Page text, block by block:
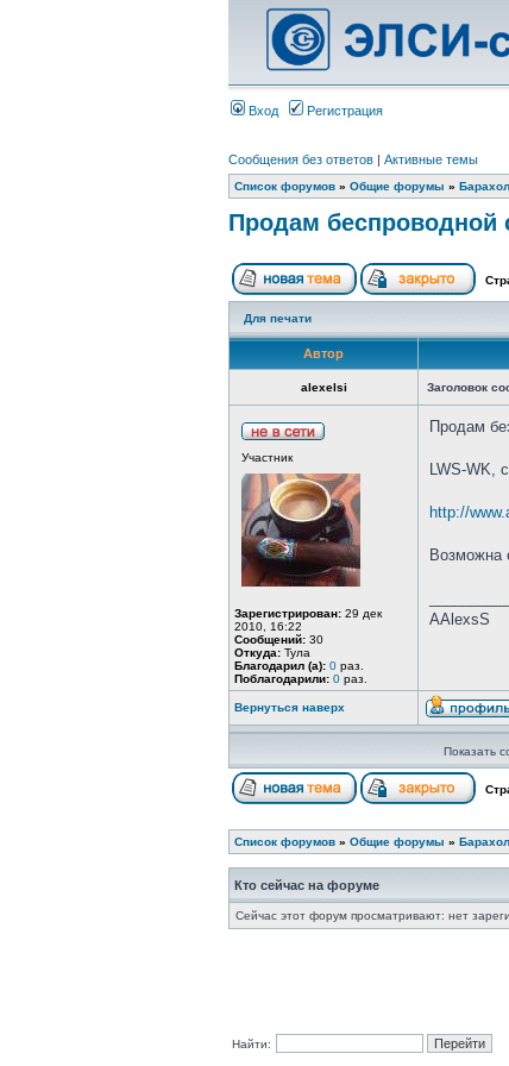
Вход Регистрация
Сообщения без ответов | Активные темы
Список форумов » Общие форумы »
Продам беспроводной
Для печати
Автор
alexelsi Заголовок
Участник
Зарегистрирован: 29 дек
2010, 16:22
Сообщений: 30
Откуда: Тула
Благодарил (а): 0 раз.
Поблагодарили: 0 раз.
Продам
LWS-WK,
http://
Возможна
AAlexsS
Вернуться наверх
Показать
Список форумов » Общие форумы »
Кто сейчас на форуме
Сейчас этот форум просматривают: нет
Найти: